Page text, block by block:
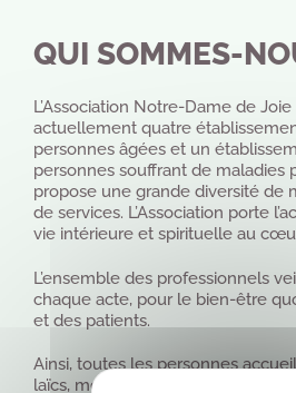
QUI SOMMES-
L’Association Notre-Dame de
actuellement quatre
personnes âgées et un
personnes souffrant de maladies
propose une grande diversité de
de services. L’Association porte
vie intérieure et spirituelle au
L’ensemble des professionnels
chaque acte, pour le bien-être
et des patients.
Ainsi, toutes les personnes
laïcs, membres de congrégations